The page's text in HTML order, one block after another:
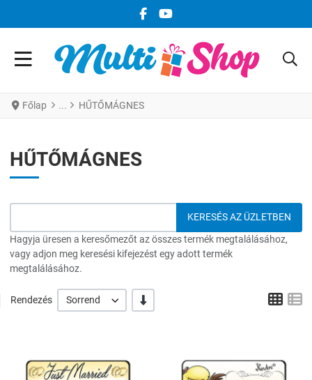
FACEBOOK KÖZÖSSÉGI LINK
YOUTUBE KÖZÖSSÉGI LINK
Főlap HŰTŐMÁGNES
HŰTŐMÁGNES
Hagyja üresen a keresőmezőt az összes termék megtalálásához,
vagy adjon meg keresési kifejezést egy adott termék
megtalálásához.
Rendezés Sorrend -/+ Grid